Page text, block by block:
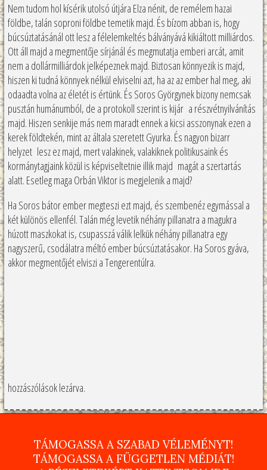
Nem tudom hol kísérik utolsó útjára Elza nénit, de remélem hazai
földbe, talán soproni földbe temetik majd. És bízom abban is, hogy
búcsúztatásánál ott lesz a félelemkeltés bálványává kikiáltott milliárdos.
Ott áll majd a megmentője sírjánál és megmutatja emberi arcát, amit
nem a dollármilliárdok jelképeznek majd. Biztosan könnyezik is majd,
hiszen ki tudná könnyek nélkül elviselni azt, ha az az ember hal meg, aki
odaadta volna az életét is értünk. És Soros Györgynek bizony nemcsak
pusztán humánumból, de a protokoll szerint is kijár a részvétnyilvánítás
majd. Hiszen senkije más nem maradt ennek a kicsi asszonynak ezen a
kerek földtekén, mint az általa szeretett Gyurka. És nagyon bizarr
helyzet lesz ez majd, mert valakinek, valakiknek politikusaink és
kormánytagjaink közül is képviseltetnie illik majd magát a szertartás
alatt. Esetleg maga Orbán Viktor is megjelenik a majd?
Ha Soros bátor ember megteszi ezt majd, és szembenéz egymással a
két különös ellenfél. Talán még levetik néhány pillanatra a magukra
húzott maszkokat is, csupasszá válik lelkük néhány pillanatra egy
nagyszerű, csodálatra méltó ember búcsúztatásakor. Ha Soros gyáva,
akkor megmentőjét elviszi a Tengerentúlra.
hozzászólások lezárva.
TÁMOGASSA A SZABAD VÉLEMÉNYT!
TÁMOGASSA A FÜGGETLEN MÉDIÁT!